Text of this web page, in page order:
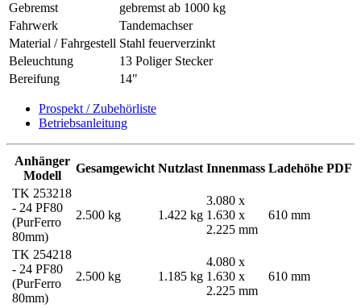
Gebremst
gebremst ab 1000 kg
Fahrwerk
Tandemachser
Material / Fahrgestell Stahl feuerverzinkt
Beleuchtung
13 Poliger Stecker
Bereifung
14"
Prospekt / Zubehörliste
Betriebsanleitung
Anhänger
Modell
Gesamgewicht Nutzlast Innenmass Ladehöhe PDF
TK 253218
- 24 PF80
(PurFerro
80mm)
2.500 kg 1.422 kg
3.080 x
1.630 x
2.225 mm
610 mm
TK 254218
- 24 PF80
(PurFerro
80mm)
2.500 kg 1.185 kg
4.080 x
1.630 x
2.225 mm
610 mm